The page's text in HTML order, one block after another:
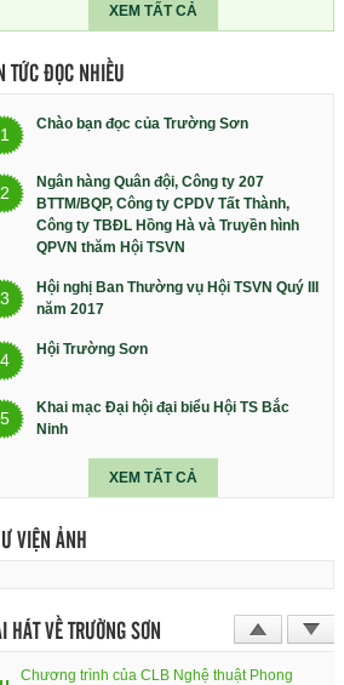
XEM TẤT CẢ
TỨC ĐỌC NHIỀU
1
Chào bạn đọc của Trường Sơn
2
Ngân hàng Quân đội, Công ty 207
BTTM/BQP, Công ty CPDV Tất Thành,
Công ty TBĐL Hồng Hà và Truyền hình
QPVN thăm Hội TSVN
3
Hội nghị Ban Thường vụ Hội TSVN Quý III
năm 2017
4
Hội Trường Sơn
5
Khai mạc Đại hội đại biểu Hội TS Bắc
Ninh
XEM TẤT CẢ
VIỆN ẢNH
HÁT VỀ TRƯỜNG SƠN
Chương trình của CLB Nghệ thuật Phong